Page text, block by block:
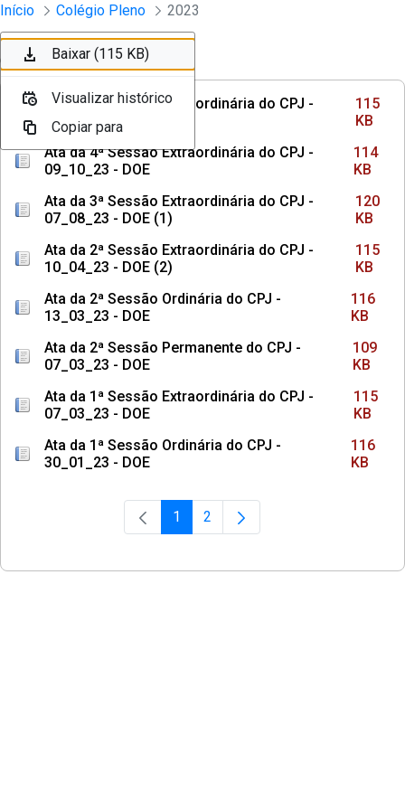
Pular para o Conteúdo principal
Sessões e Reuniões - Documentos
Início Colégio Pleno 2023
Ordenar Filtro
Ata da 5ª Sessão Extraordinária do CPJ -
11_12_23 - DOE (1)
115
KB
Ata da 4ª Sessão Extraordinária do CPJ -
09_10_23 - DOE
114
KB
Ata da 3ª Sessão Extraordinária do CPJ -
07_08_23 - DOE (1)
120
KB
Ata da 2ª Sessão Extraordinária do CPJ -
10_04_23 - DOE (2)
115
KB
Ata da 2ª Sessão Ordinária do CPJ -
13_03_23 - DOE
116
KB
Ata da 2ª Sessão Permanente do CPJ -
07_03_23 - DOE
109
KB
Ata da 1ª Sessão Extraordinária do CPJ -
07_03_23 - DOE
115
KB
Ata da 1ª Sessão Ordinária do CPJ -
30_01_23 - DOE
116
KB
Página
1 Página
2
Baixar (115 KB)
Visualizar histórico
Copiar para
Baixar (114 KB)
Visualizar histórico
Copiar para
Baixar (120 KB)
Visualizar histórico
Copiar para
Baixar (115 KB)
Visualizar histórico
Copiar para